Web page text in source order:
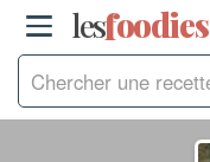
lesfoodies